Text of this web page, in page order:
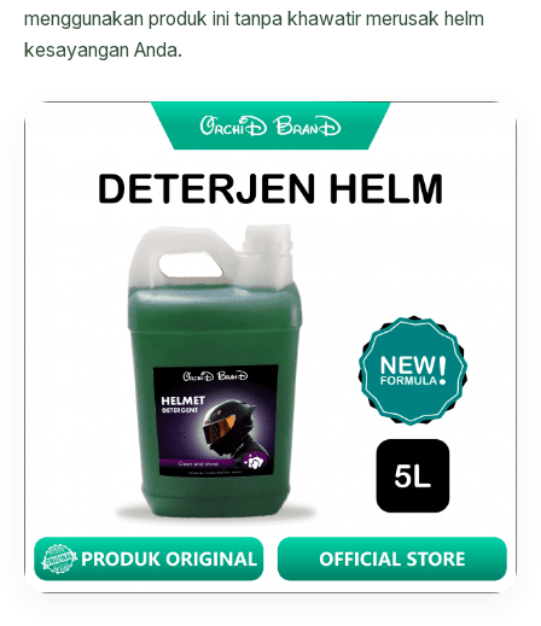
menggunakan produk ini tanpa khawatir merusak helm
kesayangan Anda.